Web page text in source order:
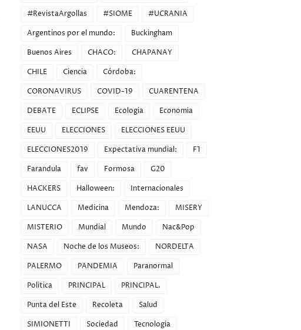
#RevistaArgollas
#SIOME
#UCRANIA
Argentinos por el mundo:
Buckingham
Buenos Aires
CHACO:
CHAPANAY
CHILE
Ciencia
Córdoba:
CORONAVIRUS
COVID-19
CUARENTENA
DEBATE
ECLIPSE Ecologia
Economia
EEUU
ELECCIONES
ELECCIONES EEUU
ELECCIONES2019
Expectativa mundial:
F1
Farandula
fav Formosa
G20
HACKERS
Halloween:
Internacionales
LANUCCA
Medicina Mendoza:
MISERY
MISTERIO
Mundial Mundo
Nac&Pop
NASA
Noche de los Museos:
NORDELTA
PALERMO
PANDEMIA
Paranormal
Politica
PRINCIPAL
PRINCIPAL.
Punta del Este
Recoleta
Salud
SIMIONETTI
Sociedad
Tecnologia